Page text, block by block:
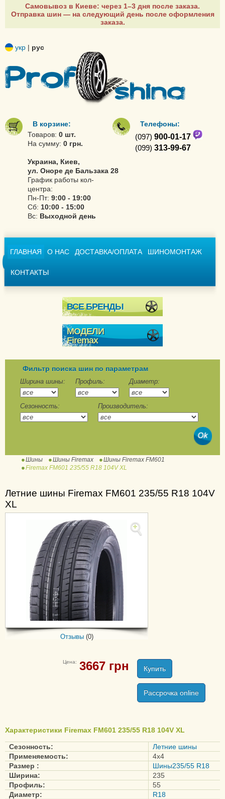
Самовывоз в Киеве: через 1–3 дня после заказа.
Отправка шин — на следующий день после оформления
заказа.
укр | рус
В корзине:
Товаров: 0 шт.
На сумму: 0 грн.
Украина, Киев,
ул. Оноре де Бальзака 28
График работы кол-
центра:
Пн-Пт: 9:00 - 19:00
Сб: 10:00 - 15:00
Вс: Выходной день
Телефоны:
(097) 900-01-17
(099) 313-99-67
ГЛАВНАЯ О НАС ДОСТАВКА/ОПЛАТА ШИНОМОНТАЖ
КОНТАКТЫ
ВСЕ БРЕНДЫ
МОДЕЛИ
Firemax
FM806
FM808
FM809
FM518
Фильтр поиска шин по параметрам
Ширина шины: Профиль: Диаметр:
Сезонность: Производитель:
Шины Шины Firemax
Шины Firemax FM601
Firemax FM601 235/55 R18 104V XL
Летние шины Firemax FM601 235/55 R18 104V
XL
Отзывы (0)
Цена: 3667 грн Купить
Рассрочка online
Характеристики Firemax FM601 235/55 R18 104V XL
Сезонность:
Летние шины
Применяемость:
4x4
Размер :
Шины235/55 R18
Ширина:
235
Профиль:
55
Диаметр:
R18